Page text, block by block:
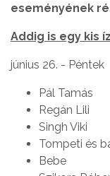
eseményének
Addig is egy kis
június 26. - Péntek
Pál Tamás
Regán Lili
Singh Viki
Tompeti és
Bebe